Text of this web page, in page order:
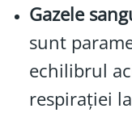
Gazele
sunt
echilibrul
respirației